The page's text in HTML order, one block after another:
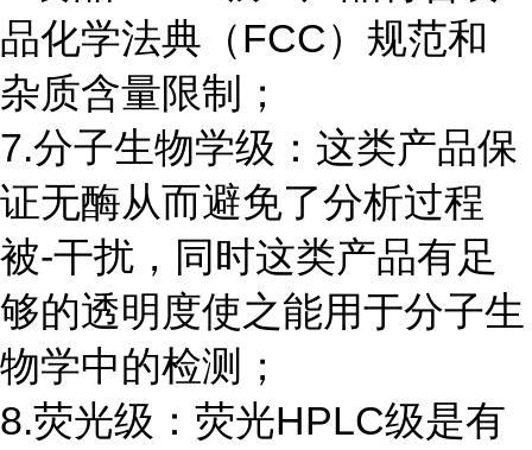
品化学法典（FCC）规范和
杂质含量限制；
7.分子生物学级：这类产品保
证无酶从而避免了分析过程
被-干扰，同时这类产品有足
够的透明度使之能用于分子生
物学中的检测；
8.荧光级：荧光HPLC级是有